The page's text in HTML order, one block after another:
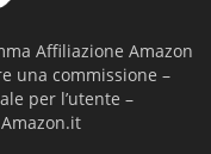
Affiliazione Amazon
una commissione –
per l’utente –